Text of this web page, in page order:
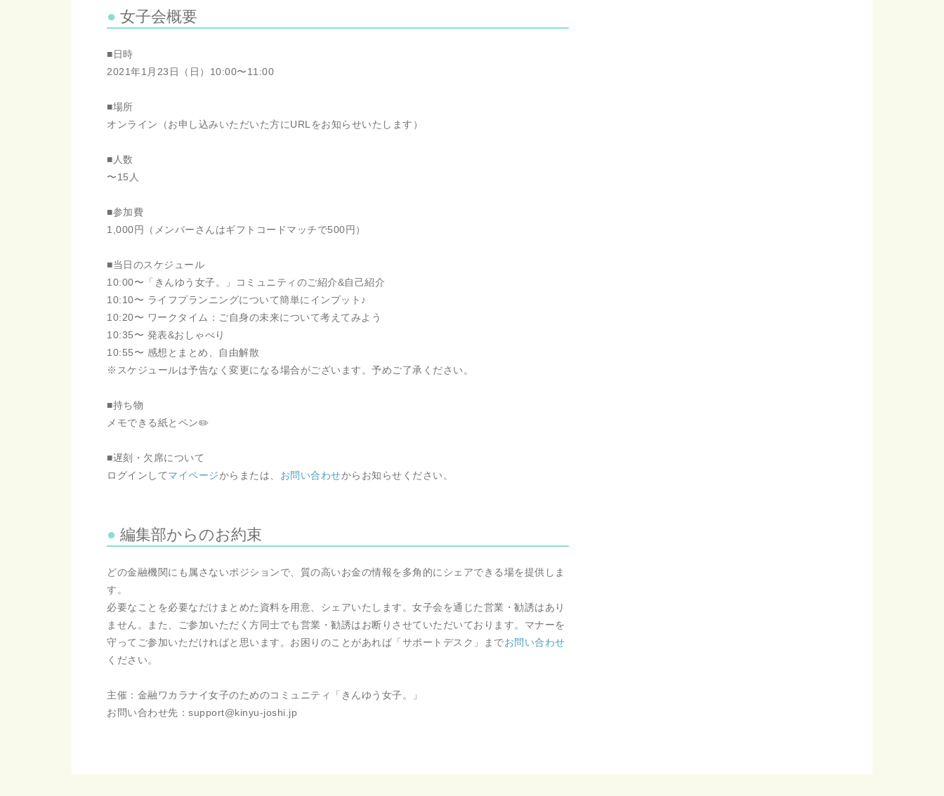
女子会概要
■日時
2021年1月23日（日）10:00〜11:00
■場所
オンライン（お申し込みいただいた方にURLをお知らせいたします）
■人数
〜15人
■参加費
1,000円（メンバーさんはギフトコードマッチで500円）
■当日のスケジュール
10:00〜「きんゆう女子。」コミュニティのご紹介&自己紹介
10:10〜 ライフプランニングについて簡単にインプット♪
10:20〜 ワークタイム：ご自身の未来について考えてみよう
10:35〜 発表&おしゃべり
10:55〜 感想とまとめ、自由解散
※スケジュールは予告なく変更になる場合がございます。予めご了承ください。
■持ち物
メモできる紙とペン✏️
■遅刻・欠席について
ログインしてマイページからまたは、 お問い合わせからお知らせください。
編集部からのお約束
どの金融機関にも属さないポジションで、質の高いお金の情報を多角的にシェアできる場を提供しま
す。
必要なことを必要なだけまとめた資料を用意、シェアいたします。女子会を通じた営業・勧誘はあり
ません。また、ご参加いただく方同士でも営業・勧誘はお断りさせていただいております。マナーを
守ってご参加いただければと思います。お困りのことがあれば「サポートデスク」までお問い合わせ
ください。
主催：金融ワカラナイ女子のためのコミュニティ「きんゆう女子。」
お問い合わせ先：support@kinyu-joshi.jp